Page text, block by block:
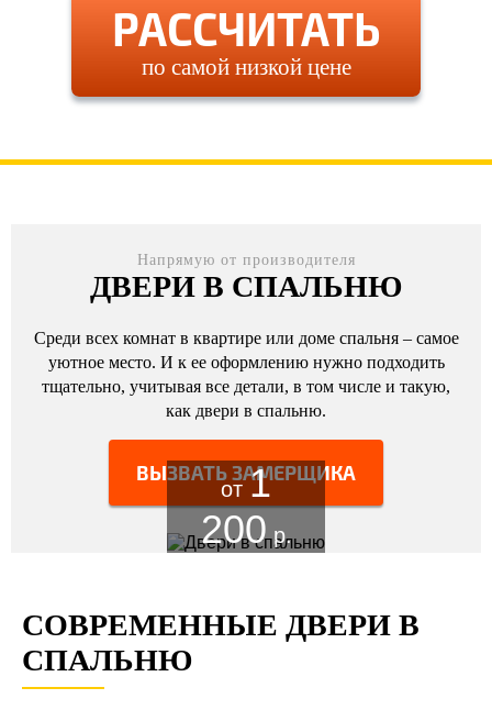
РАССЧИТАТЬ
по самой низкой цене
Напрямую от производителя
ДВЕРИ В СПАЛЬНЮ
Среди всех комнат в квартире или доме спальня – самое
уютное место. И к ее оформлению нужно подходить
тщательно, учитывая все детали, в том числе и такую,
как двери в спальню.
ВЫЗВАТЬ ЗАМЕРЩИКА
от 1
200р.
СОВРЕМЕННЫЕ ДВЕРИ В
СПАЛЬНЮ